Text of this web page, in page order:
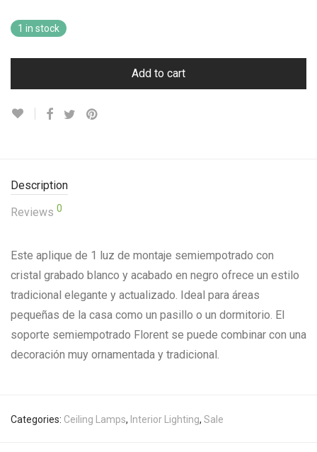
1 in stock
Add to cart
Description
Reviews 0
Este aplique de 1 luz de montaje semiempotrado con
cristal grabado blanco y acabado en negro ofrece un estilo
tradicional elegante y actualizado. Ideal para áreas
pequeñas de la casa como un pasillo o un dormitorio. El
soporte semiempotrado Florent se puede combinar con una
decoración muy ornamentada y tradicional.
Categories: Ceiling Lamps, Interior Lighting, Sale